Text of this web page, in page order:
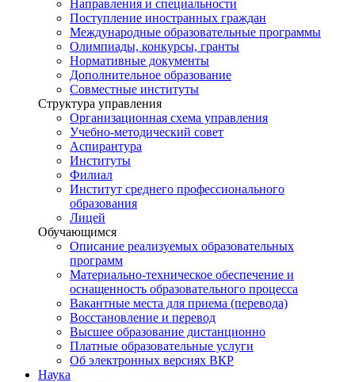
Направления и специальности
Поступление иностранных граждан
Международные образовательные программы
Олимпиады, конкурсы, гранты
Нормативные документы
Дополнительное образование
Совместные институты
Структура управления
Организационная схема управления
Учебно-методический совет
Аспирантура
Институты
Филиал
Институт среднего профессионального
образования
Лицей
Обучающимся
Описание реализуемых образовательных
программ
Материально-техническое обеспечение и
оснащенность образовательного процесса
Вакантные места для приема (перевода)
Восстановление и перевод
Высшее образование дистанционно
Платные образовательные услуги
Об электронных версиях ВКР
Наука